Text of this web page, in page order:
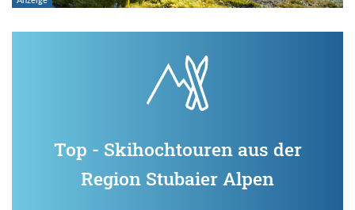
Top - Skihochtouren aus der
Region Stubaier Alpen